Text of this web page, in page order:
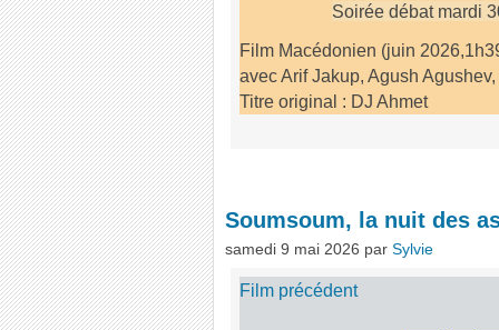
Soirée débat mardi
Film Macédonien (juin
avec Arif Jakup, Agush
Titre original : DJ Ahmet
Soumsoum, la nuit des
samedi 9 mai 2026 par Sylvie
Film précédent